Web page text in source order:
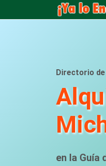
Directorio de
en la Guía